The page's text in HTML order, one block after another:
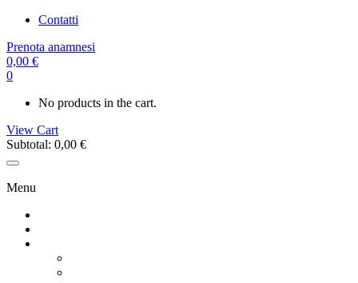
Contatti
Prenota anamnesi
0,00 €
0
No products in the cart.
View Cart
Subtotal: 0,00 €
Menu